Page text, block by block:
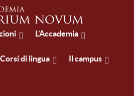
L'Accademia
Corsi di lingua Il campus